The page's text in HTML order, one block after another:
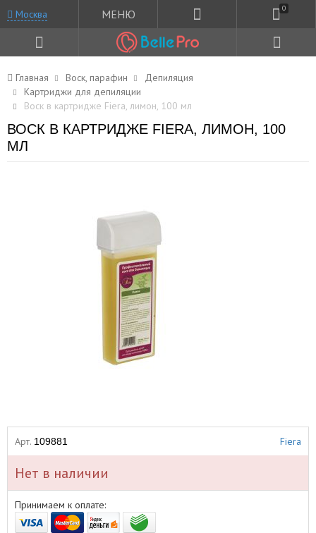
Москва МЕНЮ 0
Главная Воск, парафин
Депиляция
Картриджи для депиляции
Воск в картридже Fiera, лимон, 100 мл
ВОСК В КАРТРИДЖЕ FIERA, ЛИМОН, 100
МЛ
Арт. 109881 Fiera
Нет в наличии
Принимаем к оплате: